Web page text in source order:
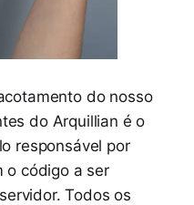
do nosso
do Arquillian é o
responsável por
o código a ser
Todos os